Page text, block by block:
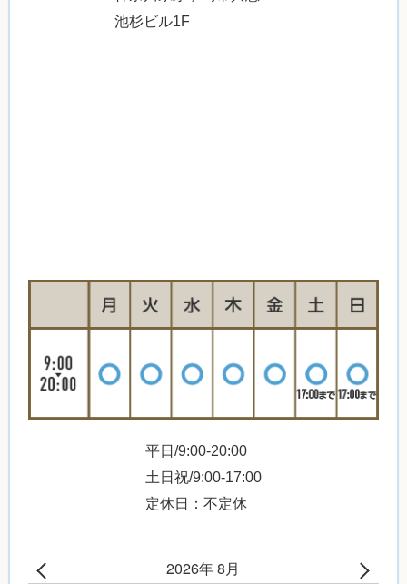
池杉ビル1F
平日/9:00-20:00
土日祝/9:00-17:00
定休日：不定休
2026年 8月